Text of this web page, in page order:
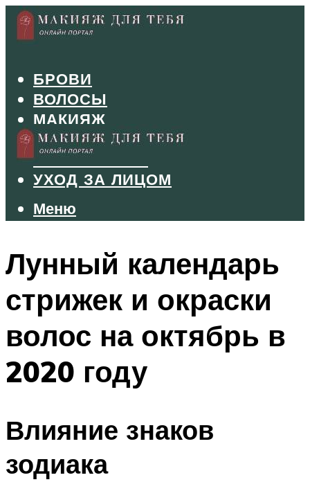
БРОВИ
ВОЛОСЫ
МАКИЯЖ
МАНИКЮР
ТУШЬ И ТЕНИ
УХОД ЗА ЛИЦОМ
Меню
Меню
Лунный календарь
стрижек и окраски
волос на октябрь в
2020 году
Влияние знаков
зодиака